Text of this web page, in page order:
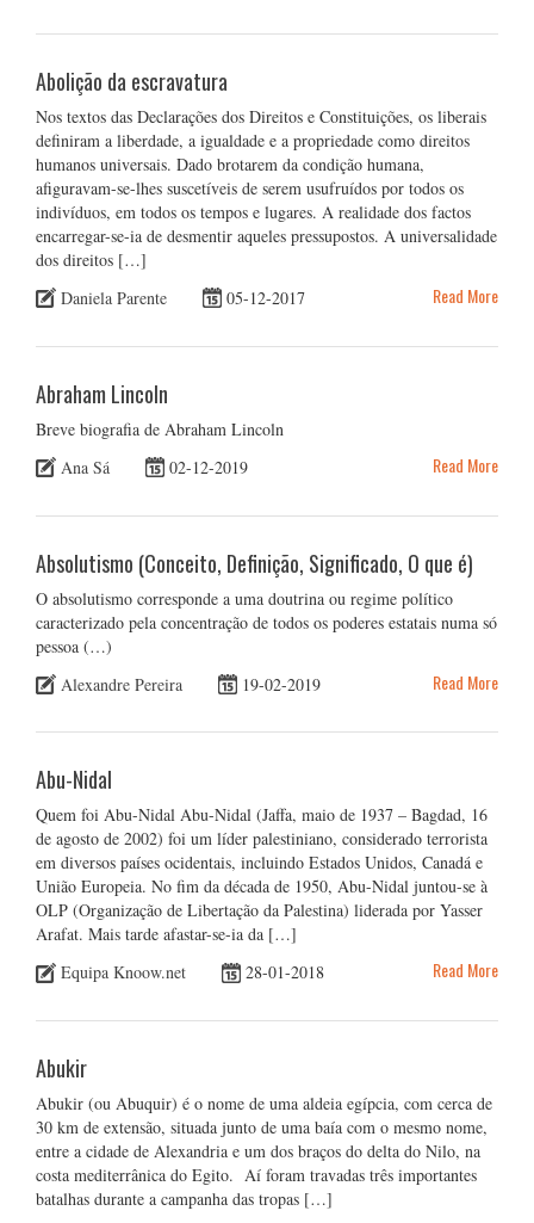
Abolição da escravatura
Nos textos das Declarações dos Direitos e Constituições, os liberais
definiram a liberdade, a igualdade e a propriedade como direitos
humanos universais. Dado brotarem da condição humana,
afiguravam-se-lhes suscetíveis de serem usufruídos por todos os
indivíduos, em todos os tempos e lugares. A realidade dos factos
encarregar-se-ia de desmentir aqueles pressupostos. A universalidade
dos direitos […]
Daniela Parente
05-12-2017 Read More
Abraham Lincoln
Breve biografia de Abraham Lincoln
Ana Sá
02-12-2019 Read More
Absolutismo (Conceito, Definição, Significado, O que é)
O absolutismo corresponde a uma doutrina ou regime político
caracterizado pela concentração de todos os poderes estatais numa só
pessoa (…)
Alexandre Pereira
19-02-2019 Read More
Abu-Nidal
Quem foi Abu-Nidal Abu-Nidal (Jaffa, maio de 1937 – Bagdad, 16
de agosto de 2002) foi um líder palestiniano, considerado terrorista
em diversos países ocidentais, incluindo Estados Unidos, Canadá e
União Europeia. No fim da década de 1950, Abu-Nidal juntou-se à
OLP (Organização de Libertação da Palestina) liderada por Yasser
Arafat. Mais tarde afastar-se-ia da […]
Equipa Knoow.net
28-01-2018 Read More
Abukir
Abukir (ou Abuquir) é o nome de uma aldeia egípcia, com cerca de
30 km de extensão, situada junto de uma baía com o mesmo nome,
entre a cidade de Alexandria e um dos braços do delta do Nilo, na
costa mediterrânica do Egito. Aí foram travadas três importantes
batalhas durante a campanha das tropas […]